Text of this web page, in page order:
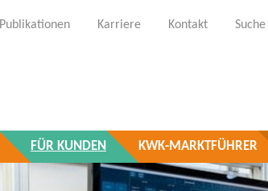
Publikationen Karriere Kontakt Suche
FÜR KUNDEN KWK-MARKTFÜHRER